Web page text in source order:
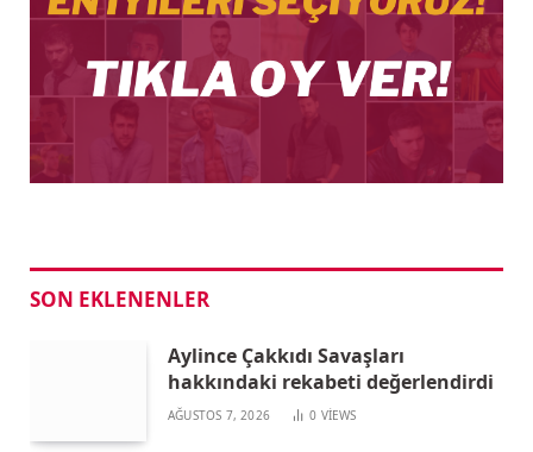
SON EKLENENLER
Aylince Çakkıdı Savaşları
hakkındaki rekabeti değerlendirdi
AĞUSTOS 7, 2026 0 VIEWS